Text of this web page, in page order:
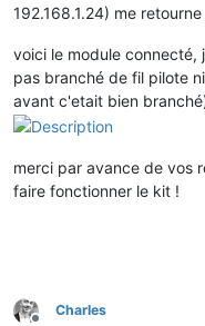
192.168.1.24) me
voici le module connecté,
pas branché de fil pilote
avant c'etait bien
merci par avance de vos
faire fonctionner le kit !
Charles